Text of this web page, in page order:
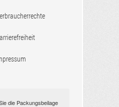
die Packungsbeilage